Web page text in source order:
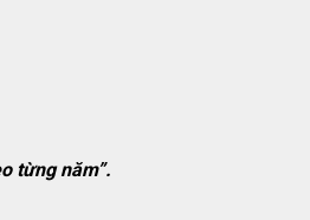
từng năm”.